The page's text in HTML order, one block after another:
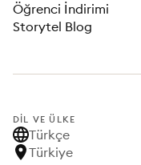
Öğrenci İndirimi
Storytel Blog
DIL VE ÜLKE
Türkçe
Türkiye